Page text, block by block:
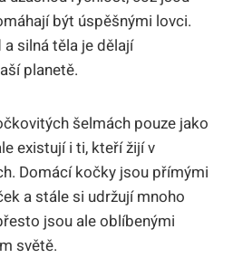
být úspěšnými lovci.
silná těla je dělají
planetě.
šelmách pouze jako
existují i ti, kteří žijí v
Domácí kočky jsou přímými
a stále si udržují mnoho
jsou ale oblíbenými
světě.